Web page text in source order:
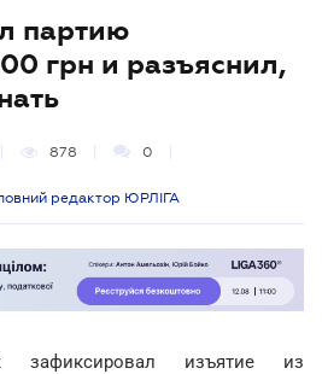
партию
грн и разъяснил,
878 0
редактор ЮРЛІГА
зафиксировал изъятие из